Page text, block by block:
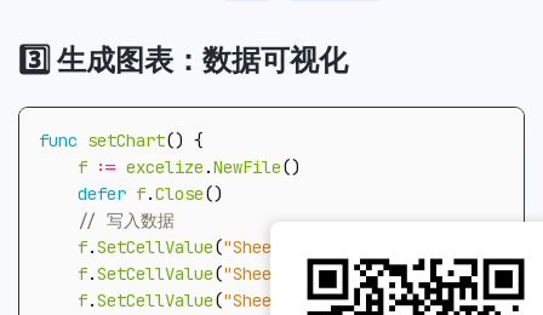
3️⃣ 生成图表：数据可视化
func setChart() {
f := excelize .NewFile()
defer f.Close()
f.SetCellValue("Sheet1"
f.SetCellValue("Sheet1" "B1", "销量" )
f.SetCellValue("Sheet1" , "A2", "咖啡机"